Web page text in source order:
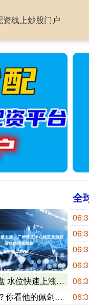
资线上炒股门户
涨，广州珠江中心城区及西航道红色预警发布
剑，再看看他师父
全